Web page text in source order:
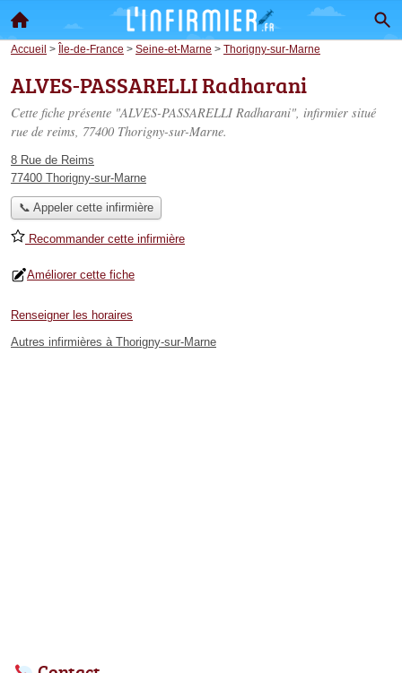
Accueil > Île-de-France > Seine-et-Marne > Thorigny-sur-Marne
ALVES-PASSARELLI Radharani
Cette fiche présente "ALVES-PASSARELLI Radharani", infirmier situé
rue de reims, 77400 Thorigny-sur-Marne.
8 Rue de Reims
77400 Thorigny-sur-Marne
📞 Appeler cette infirmière
Recommander cette infirmière
Améliorer cette fiche
Renseigner les horaires
Autres infirmières à Thorigny-sur-Marne